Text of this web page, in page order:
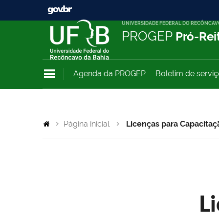
UNIVERSIDADE FEDERAL DO
PROGEP Pró-
Agenda da PROGEP Boletim de
Página inicial Licenças para